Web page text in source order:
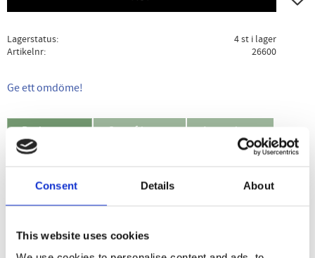
Consent Details About
This website uses cookies
Lagerstatus
4 st i lager
Artikelnr
26600
Ge ett omdöme!
Beskrivning Specifikation Användning
Nattokinas är ett fibrinolytiskt enzym som kommer från